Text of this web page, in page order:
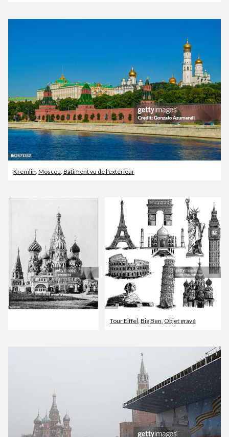
Kremlin Moscou Bâtiment vu de l'extérieur
Tour Eiffel, Big Ben, Objet gravé